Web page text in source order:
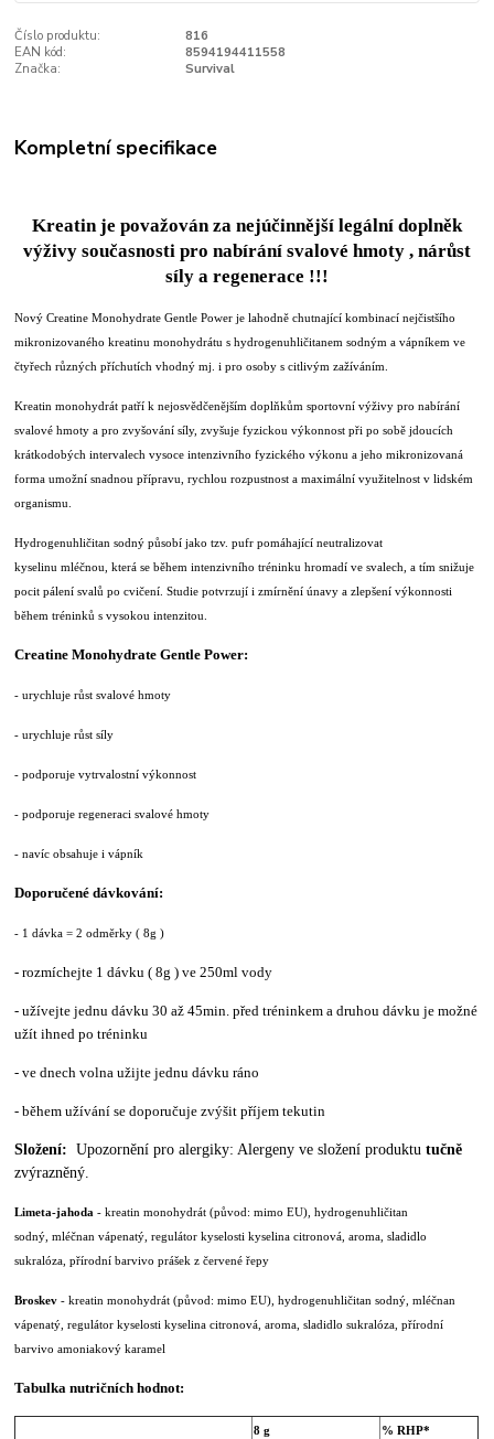
Číslo produktu:
816
EAN kód:
8594194411558
Značka:
Survival
Kompletní specifikace
Kreatin je považován za nejúčinnější legální doplněk
výživy současnosti pro nabírání svalové hmoty , nárůst
síly a regenerace !!!
Nový Creatine Monohydrate Gentle Power je lahodně chutnající kombinací nejčistšího
mikronizovaného kreatinu monohydrátu s hydrogenuhličitanem sodným a vápníkem ve
čtyřech různých příchutích vhodný mj. i pro osoby s citlivým zažíváním.
Kreatin monohydrát patří k nejosvědčenějším doplňkům sportovní výživy pro nabírání
svalové hmoty a pro zvyšování síly, zvyšuje fyzickou výkonnost při po sobě jdoucích
krátkodobých intervalech vysoce intenzivního fyzického výkonu a jeho mikronizovaná
forma umožní snadnou přípravu, rychlou rozpustnost a maximální využitelnost v lidském
organismu.
Hydrogenuhličitan sodný působí jako tzv. pufr pomáhající neutralizovat
kyselinu mléčnou, která se během intenzivního tréninku hromadí ve svalech, a tím snižuje
pocit pálení svalů po cvičení. Studie potvrzují i zmírnění únavy a zlepšení výkonnosti
během tréninků s vysokou intenzitou.
Creatine Monohydrate Gentle Power:
- urychluje růst svalové hmoty
- urychluje růst síly
- podporujevytrvalostní výkonnost
- podporuje regeneraci svalové hmoty
-navíc obsahuje i vápník
Doporučené dávkování:
- 1 dávka = 2 odměrky ( 8g )
- rozmíchejte 1 dávku ( 8g ) ve 250ml vody
- užívejte jednu dávku 30 až 45min. před tréninkem a druhou dávku je možné
užít ihned po tréninku
- ve dnech volna užijte jednu dávku ráno
- během užívání se doporučuje zvýšit příjem tekutin
Složení:Upozornění pro alergiky: Alergeny ve složení produktutučně
zvýrazněný.
Limeta-jahoda - kreatin monohydrát (původ: mimo EU), hydrogenuhličitan
sodný, mléčnan vápenatý, regulátor kyselosti kyselina citronová, aroma, sladidlo
sukralóza, přírodní barvivo prášek z červené řepy
Broskev - kreatin monohydrát (původ: mimo EU), hydrogenuhličitan sodný, mléčnan
vápenatý, regulátor kyselosti kyselina citronová, aroma, sladidlo sukralóza, přírodní
barvivo amoniakový karamel
Tabulka nutričních hodnot:
8 g % RHP*